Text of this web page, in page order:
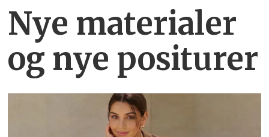
Nye materialer
og nye positurer